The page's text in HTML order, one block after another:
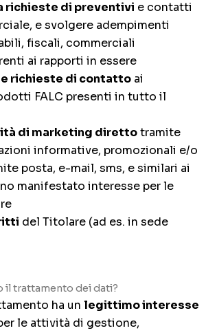
richieste di preventivi e contatti
e svolgere adempimenti
fiscali, commerciali
ai rapporti in essere
richieste di contatto ai
FALC presenti in tutto il
di marketing direttotramite
informative, promozionali e/o
posta, e-mail, sms, e similari ai
manifestato interesse per le
del Titolare (ad es. in sede
il trattamento dei dati?
ha un legittimo interesse
le attività di gestione,